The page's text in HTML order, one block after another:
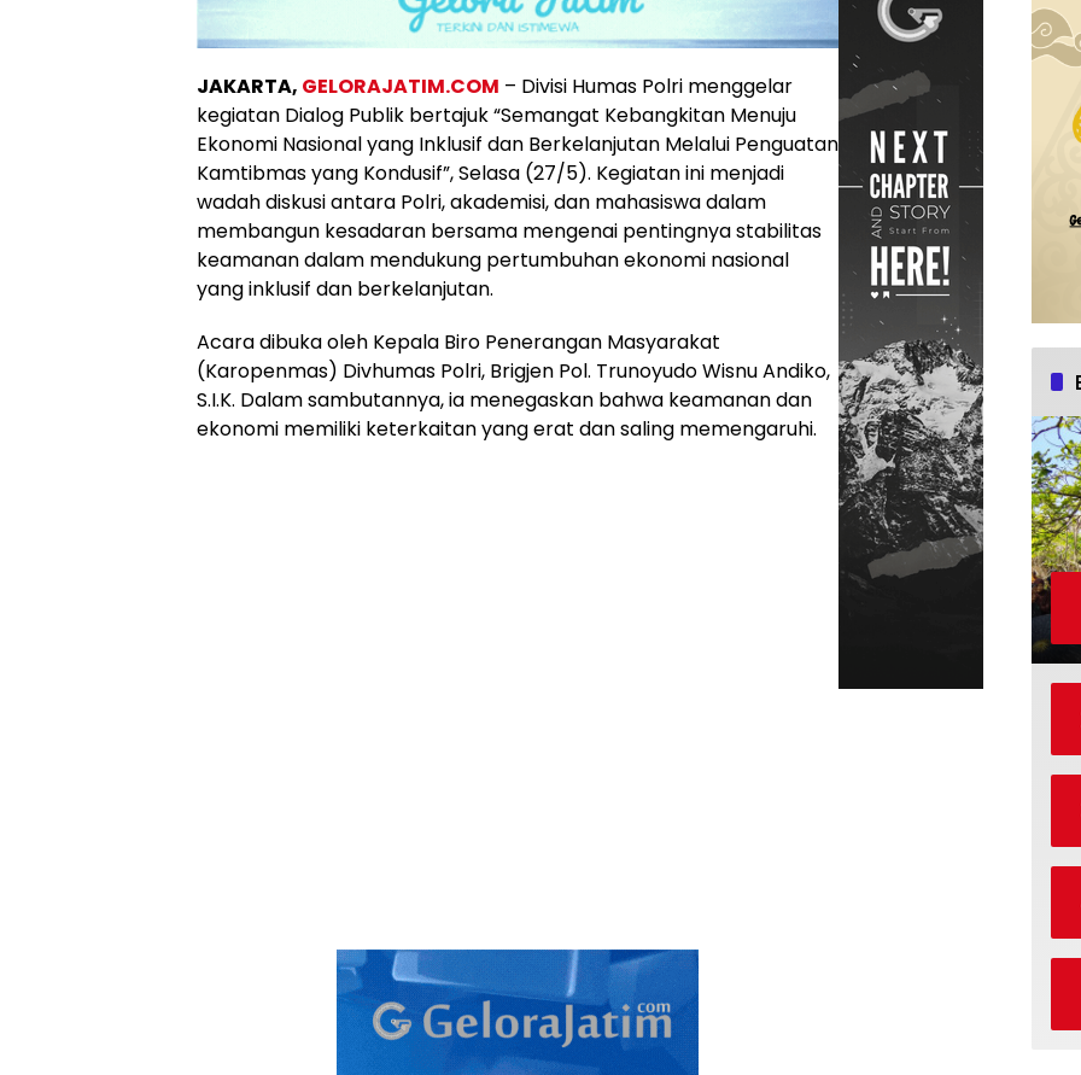
JAKARTA, GELORAJATIM.COM – Divisi Humas Polri menggelar
kegiatan Dialog Publik bertajuk “Semangat Kebangkitan Menuju
Ekonomi Nasional yang Inklusif dan Berkelanjutan Melalui Penguatan
Kamtibmas yang Kondusif”, Selasa (27/5). Kegiatan ini menjadi
wadah diskusi antara Polri, akademisi, dan mahasiswa dalam
membangun kesadaran bersama mengenai pentingnya stabilitas
keamanan dalam mendukung pertumbuhan ekonomi nasional
yang inklusif dan berkelanjutan.
Acara dibuka oleh Kepala Biro Penerangan Masyarakat
(Karopenmas) Divhumas Polri, Brigjen Pol. Trunoyudo Wisnu Andiko,
S.I.K. Dalam sambutannya, ia menegaskan bahwa keamanan dan
ekonomi memiliki keterkaitan yang erat dan saling memengaruhi.